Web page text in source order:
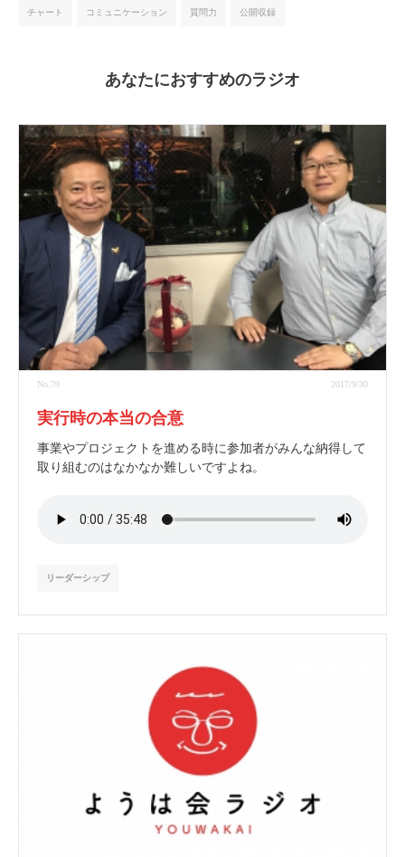
チャート コミュニケーション 質問力 公開収録
あなたにおすすめのラジオ
No.79 2017/9/30
実行時の本当の合意
事業やプロジェクトを進める時に参加者がみんな納得して
取り組むのはなかなか難しいですよね。
リーダーシップ